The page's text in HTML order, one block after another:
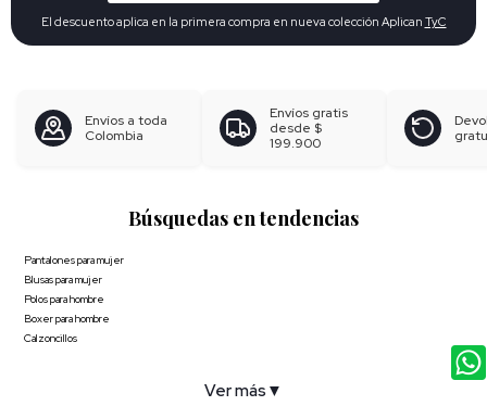
El descuento aplica en la primera compra en nueva colección Aplican TyC
Envíos a toda
Colombia
Envíos gratis
desde $
199.900
Búsquedas en tendencias
Pantalones para mujer
Blusas para mujer
Polos para hombre
Boxer para hombre
Calzoncillos
Ver más ▼